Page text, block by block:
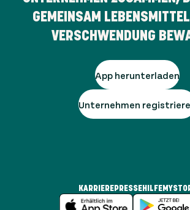
GEMEINSAM
VERSCHWENDUNG
App herunterladen
Unternehmen
KARRIEREPRESSEHILFE